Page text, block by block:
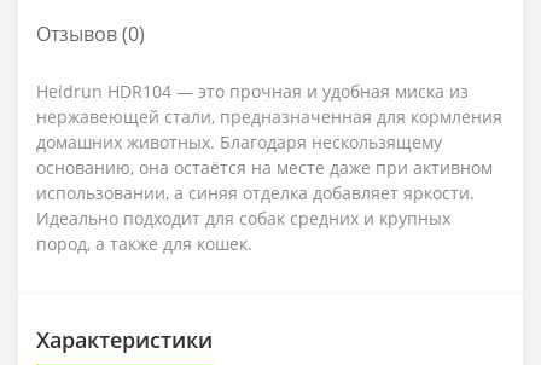
Отзывов (0)
Heidrun HDR104 — это прочная и удобная миска из
нержавеющей стали, предназначенная для кормления
домашних животных. Благодаря нескользящему
основанию, она остаётся на месте даже при активном
использовании, а синяя отделка добавляет яркости.
Идеально подходит для собак средних и крупных
пород, а также для кошек.
Характеристики